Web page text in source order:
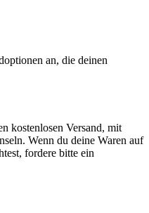
an, die deinen
kostenlosen Versand, mit
Wenn du deine Waren auf
fordere bitte ein